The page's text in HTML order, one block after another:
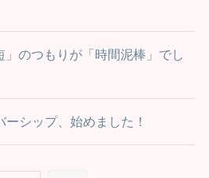
のつもりが「時間泥棒」でし
シップ、始めました！